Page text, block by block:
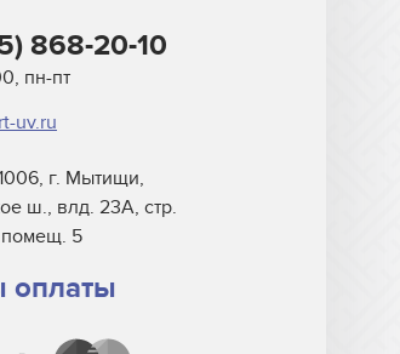
868-20-10
пн-пт
uv.ru
г. Мытищи,
ш., влд. 23А, стр.
помещ. 5
оплаты